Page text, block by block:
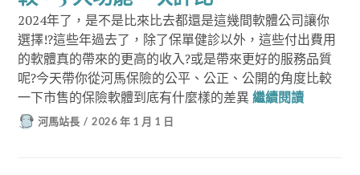
2024年了，是不是比來比去都還是這幾間軟體公司讓你
選擇!?這些年過去了，除了保單健診以外，這些付出費用
的軟體真的帶來的更高的收入?或是帶來更好的服務品質
呢?今天帶你從河馬保險的公平、公正、公開的角度比較
一下市售的保險軟體到底有什麼樣的差異繼續閱讀雲華佗
河馬站長 2026 年 1 月 1 日